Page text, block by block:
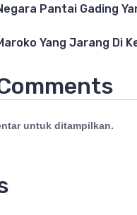
Pantai Gading
Yang Jarang Di
untuk ditampilkan.